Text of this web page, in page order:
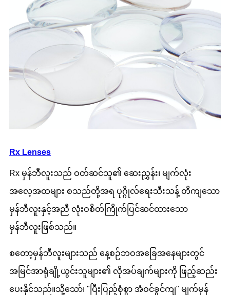
Rx Lenses
Rx မှန်ဘီလူးသည် ဝတ်ဆင်သူ၏ ဆေးညွှန်း၊ မျက်လုံး
အလေ့အထများ စသည်တို့အရ ပုဂ္ဂိုလ်ရေးသီးသန့် တိကျသော
မှန်ဘီလူးနှင့်အညီ လုံးဝစိတ်ကြိုက်ပြင်ဆင်ထားသော
မှန်ဘီလူးဖြစ်သည်။
စတော့မှန်ဘီလူးများသည် နေ့စဉ်ဘဝအခြေအနေများတွင်
အမြင်အာရုံချို့ယွင်းသူများ၏ လိုအပ်ချက်များကို ဖြည့်ဆည်း
ပေးနိုင်သည်။သို့သော်၊ "ပြီးပြည့်စုံစွာ အံဝင်ခွင်ကျ" မျက်မှန်